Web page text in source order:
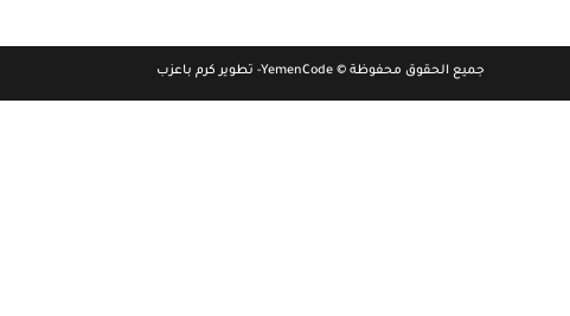
جميع الحقوق محفوظة © YemenCode- تطوير كرم باعزب